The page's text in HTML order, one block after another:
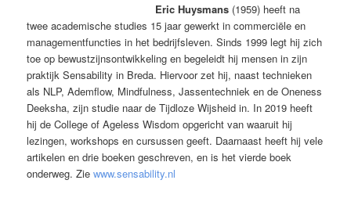
Eric Huysmans (1959) heeft na
twee academische studies 15 jaar gewerkt in commerciële en
managementfuncties in het bedrijfsleven. Sinds 1999 legt hij zich
toe op bewustzijnsontwikkeling en begeleidt hij mensen in zijn
praktijk Sensability in Breda. Hiervoor zet hij, naast technieken
als NLP, Ademflow, Mindfulness, Jassentechniek en de Oneness
Deeksha, zijn studie naar de Tijdloze Wijsheid in. In 2019 heeft
hij de College of Ageless Wisdom opgericht van waaruit hij
lezingen, workshops en cursussen geeft. Daarnaast heeft hij vele
artikelen en drie boeken geschreven, en is het vierde boek
onderweg. Ziewww.sensability.nl